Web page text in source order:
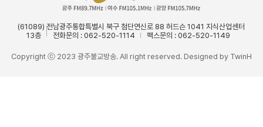
(61089) 전남광주통합특별시 북구 첨단연신로 88 허드슨 1041 지식산업센터
13층
전화문의 : 062-520-1114 팩스문의 : 062-520-1149
Copyright ⓒ 2023 광주불교방송. All right reserved. Designed by TwinH